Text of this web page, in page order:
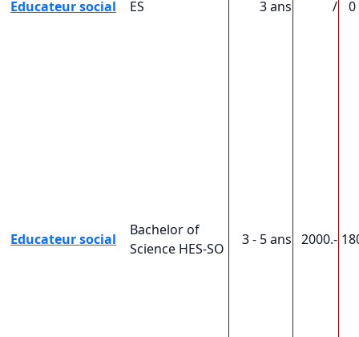
Educateur social ES 3 ans / 0
Educateur social
Bachelor of
Science HES-SO
3 - 5 ans 2000.-